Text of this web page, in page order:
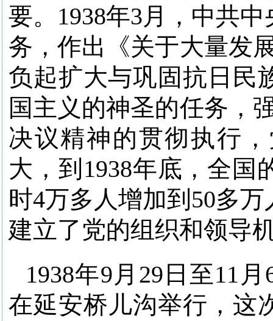
要。1938年3月，中共
务，作出《关于大量发
负起扩大与巩固抗日民
国主义的神圣的任务，
决议精神的贯彻执行
大，到1938年底，全国
时4万多人增加到50多
建立了党的组织和领导
1938年9月29日至11
在延安桥儿沟举行，这